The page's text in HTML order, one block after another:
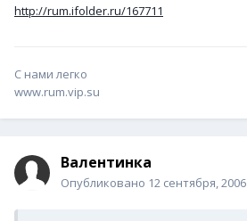
http://rum.ifolder.ru/167711
С нами легко
www.rum.vip.su
Валентинка
Опубликовано 12 сентября, 2006